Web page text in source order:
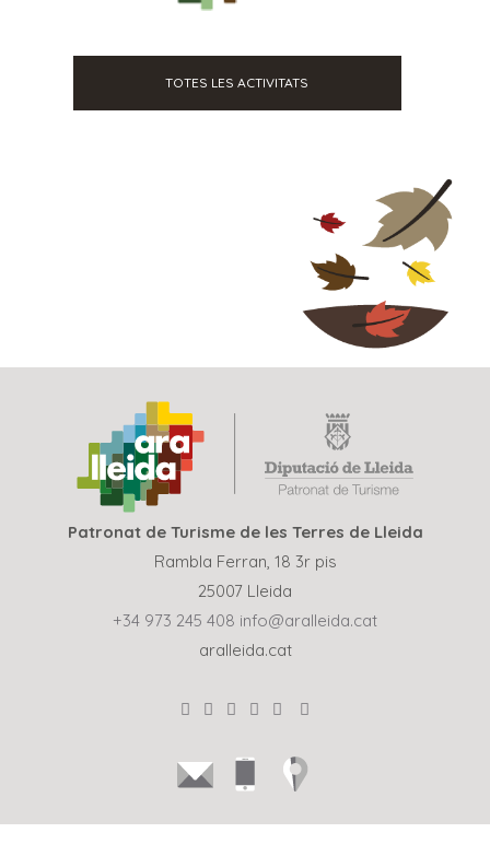
TOTES LES ACTIVITATS
Patronat de Turisme de les Terres de Lleida
Rambla Ferran, 18 3r pis
25007 Lleida
+34 973 245 408 info@aralleida.cat
aralleida.cat